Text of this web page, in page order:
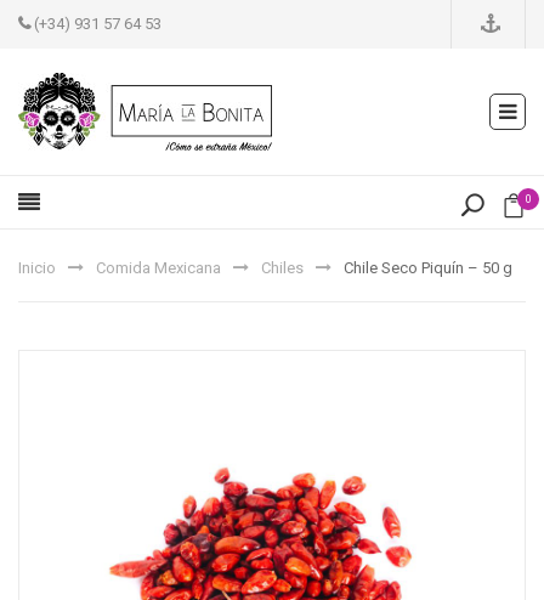
(+34) 931 57 64 53
0
Inicio Comida Mexicana Chiles Chile Seco Piquín – 50 g